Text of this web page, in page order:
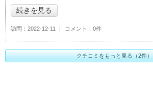
続きを見る
訪問 2022-12-11 コメント 0件
クチコミをもっと見る（2件）